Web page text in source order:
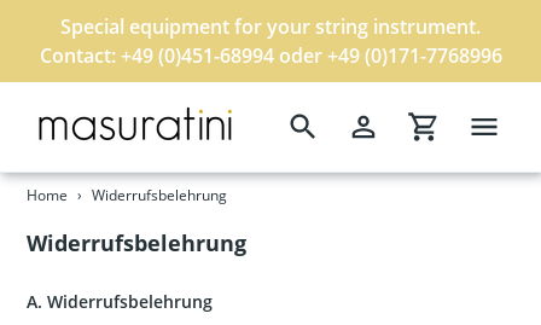
Skip
content
Special equipment for your string instrument.
Contact: +49 (0)451-68994 oder +49 (0)171-7768996
Search Log in Cart
Home › Widerrufsbelehrung
Widerrufsbelehrung
A. Widerrufsbelehrung